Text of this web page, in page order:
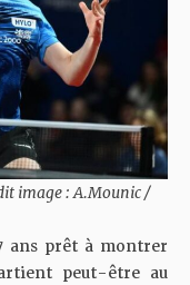
image : A.Mounic /
ans prêt à montrer
peut-être au